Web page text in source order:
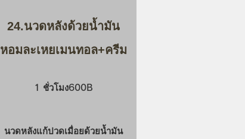
24.นวดหลังด้วยน้ำมัน
หอมละเหยเมนทอล+ครีม
1 ชั่วโมง600B
นวดหลังแก้ปวดเมื่อยด้วยน้ำมัน